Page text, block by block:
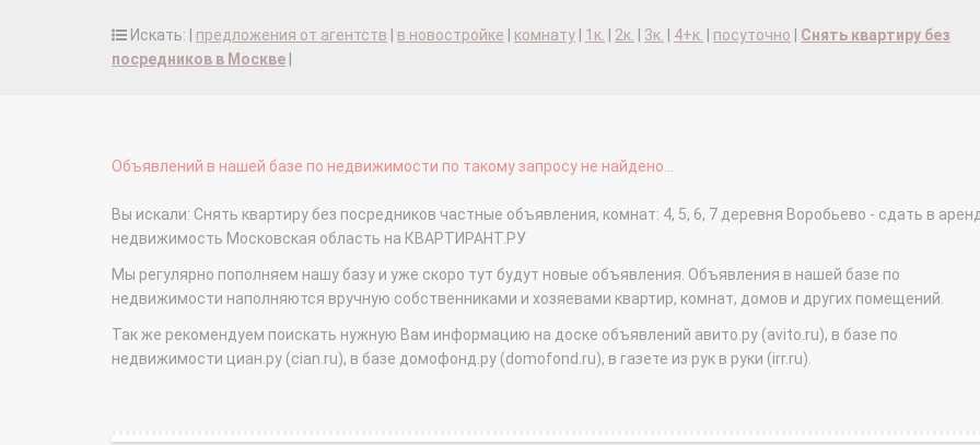
Искать: | предложения от агентств в новостройке комнату 1к. 2к. 3к. 4+к. посуточно
Снять квартиру без
посредников в Москве
Объявлений в нашей базе по недвижимости по такому запросу не найдено...
Вы искали: Снять квартиру без посредников частные объявления, комнат: 4, 5, 6, 7 деревня Воробьево - сдать в
недвижимость Московская область на КВАРТИРАНТ.РУ
Мы регулярно пополняем нашу базу и уже скоро тут будут новые объявления. Объявления в нашей базе по
недвижимости наполняются вручную собственниками и хозяевами квартир, комнат, домов и других помещений.
Так же рекомендуем поискать нужную Вам информацию на доске объявлений авито.ру (avito.ru), в базе по
недвижимости циан.ру (cian.ru), в базе домофонд.ру (domofond.ru), в газете из рук в руки (irr.ru).